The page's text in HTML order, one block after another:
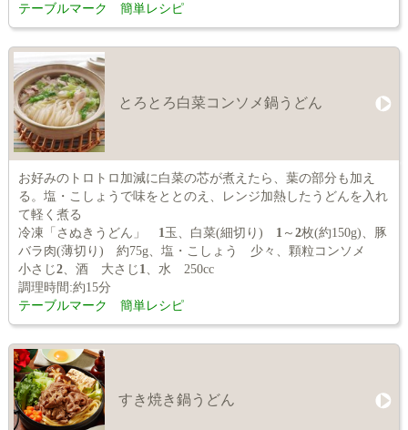
テーブルマーク 簡単レシピ
とろとろ白菜コンソメ鍋うどん
お好みのトロトロ加減に白菜の芯が煮えたら、葉の部分も加え
る。塩・こしょうで味をととのえ、レンジ加熱したうどんを入れ
て軽く煮る
冷凍「さぬきうどん」 1 玉、白菜(細切り) 1 ～ 2枚(約150g)、豚
バラ肉(薄切り) 約75g、塩・こしょう 少々、顆粒コンソメ
小さじ2、酒 大さじ 1
、水 250cc
調理時間:約15分
テーブルマーク 簡単レシピ
すき焼き鍋うどん